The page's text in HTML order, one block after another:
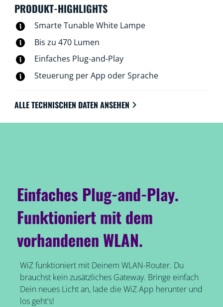
Deine täglichen oder wöchentlichen Aktivitäten
oder Deiner Stimme steuern. Bei Abwesenheit leistet
Dir die Fernsteuerung gute Dienste. WiZ-Lampen
verbinden sich ohne zusätzliche Hardware mit Deinem
WLAN.
PRODUKT-HIGHLIGHTS
Smarte Tunable White Lampe
Bis zu 470 Lumen
Einfaches Plug-and-Play
Steuerung per App oder Sprache
ALLE TECHNISCHEN DATEN ANSEHEN
Einfaches Plug-and-Play.
Funktioniert mit dem
vorhandenen WLAN.
WiZ funktioniert mit Deinem WLAN-Router. Du
brauchst kein zusätzliches Gateway. Bringe einfach
Dein neues Licht an, lade die WiZ App herunter und
los geht's!